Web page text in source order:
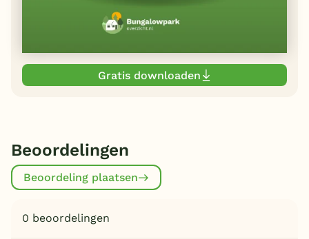
Gratis downloaden
Beoordelingen
Beoordeling plaatsen
0 beoordelingen